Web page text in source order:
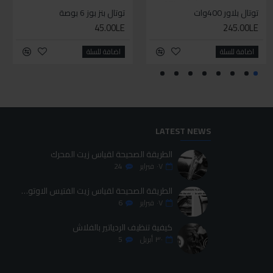
225.00LE
اضافة للسلة
سيليكون متعدد الاستخدام
70.00LE
اضافة للسلة
توتال بلاور 400وات
245.00LE
اضافة للسلة
توتال بنز بوز 6 بوصة
45.00LE
اضافة للسلة
LATEST NEWS
الطريقة الصحيحة لقياس زيت المحرك
٠٧ فبراير 24
الطريقة الصحيحة لقياس زيت الفتيس الاوتوماتيك
٠٧ فبراير 6
كيفية تنظيف الردياتير بالفلاش
٣٠ أبريل 5